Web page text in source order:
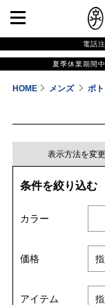
電話
夏季休業期間
HOME メンズ ボ
表示方法を変
条件を絞り込む
カラー
価格
アイテム